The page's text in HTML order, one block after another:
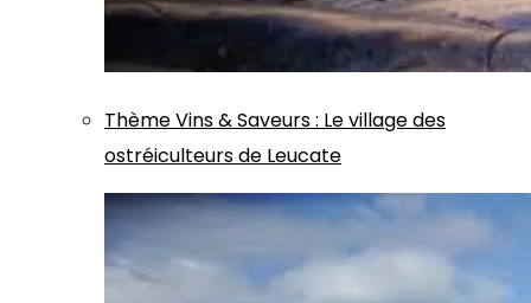
ThèmeVins & Saveurs: Le village des
ostréiculteurs de Leucate